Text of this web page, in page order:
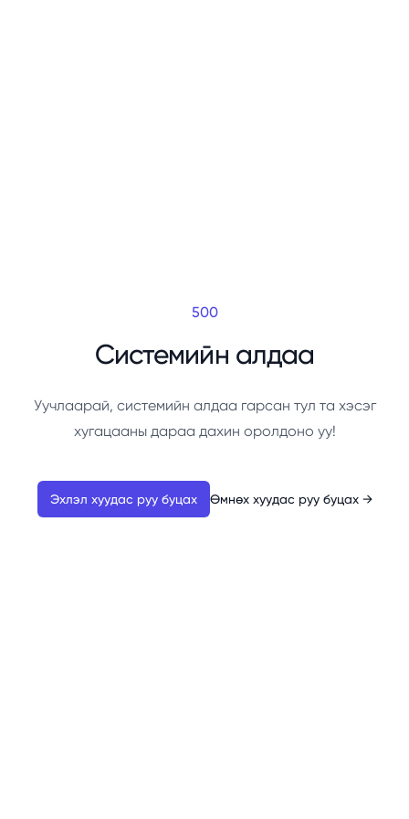
500
Системийн алдаа
Уучлаарай, системийн алдаа гарсан тул та хэсэг
хугацааны дараа дахин оролдоно уу!
Эхлэл хуудас руу буцах Өмнөх хуудас руу буцах →